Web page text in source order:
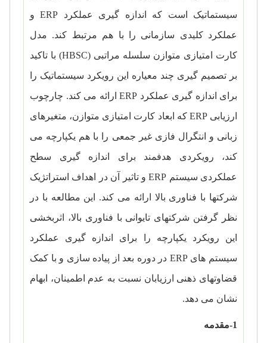
سیستماتیک است که اندازه گیری عملکرد ERPو
عملکرد کلیدی سازمانی را با هم مرتبط کند. مدل
کارت امتیازی متوازن سلسله مراتبی (HBSC) با تاکید
بر تصمیم گیری چند معیاره این رویکرد سیستماتیک را
برای اندازه گیری عملکرد ERP ارائه می کند. چارچوب
ارزیابیERP که ابعاد کارت امتیازی متوازن، متغیرهای
زبانی و انتگرال فازی غیر جمعی را با هم یکپارچه می
کند، رویکردی هدفمند برای اندازه گیری سطح
عملکردی سیستم ERPو تاثیر آن در اهداف استراتژیک
شرکتها با فناوری بالا ارائه می کند. این مطالعه با در
نظر گرفتن شرکتهای تایوانی با فناوری بالا، اثربخشی
این رویکرد یکپارچه را برای اندازه گیری عملکرد
سیستم هایERP در دوره بعد از پیاده سازی و با کمک
قضاوتهای ذهنی ارزیابان نسبت به عدم اطمینان، ابهام
نشان می دهد.
1-مقدمه